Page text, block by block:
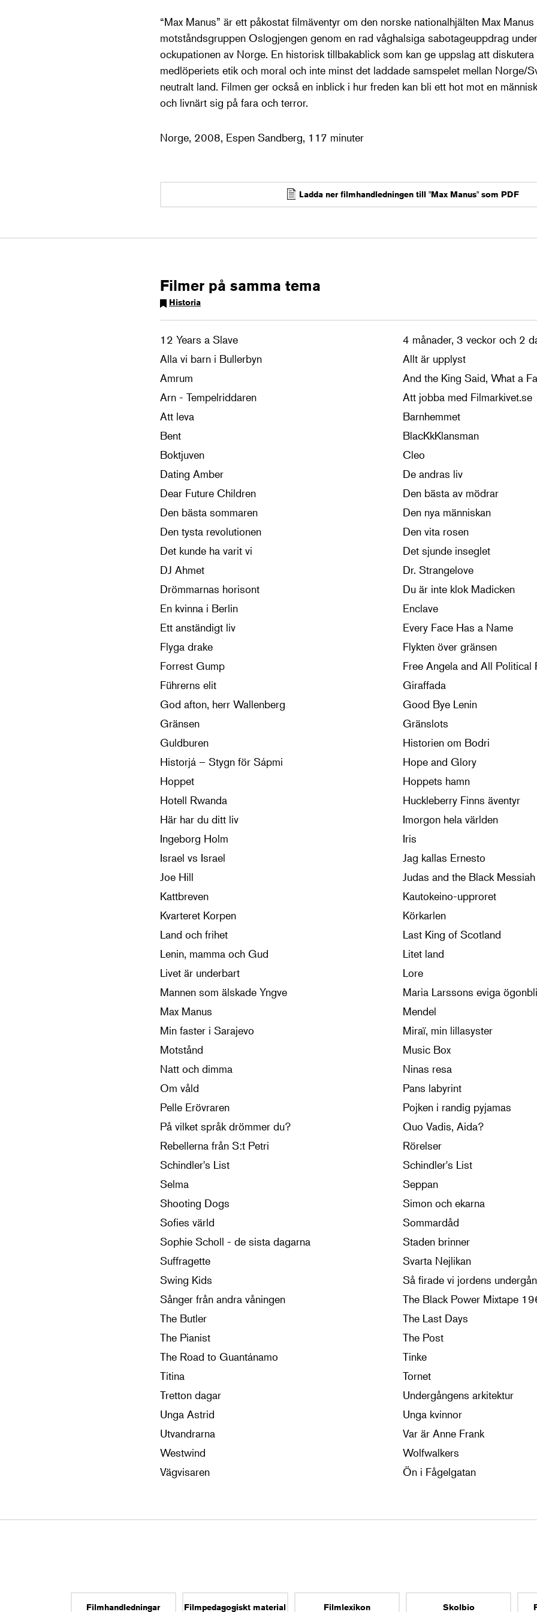
“Max Manus” är ett påkostat filmäventyr om den norske nationalhjälten Max
motståndsgruppen Oslogjengen genom en rad våghalsiga sabotageuppdrag
ockupationen av Norge. En historisk tillbakablick som kan ge uppslag att
medlöperiets etik och moral och inte minst det laddade samspelet mellan Norge/
neutralt land. Filmen ger också en inblick i hur freden kan bli ett hot mot en
och livnärt sig på fara och terror.
Norge, 2008, Espen Sandberg, 117 minuter
Ladda ner filmhandledningen till "Max Manus" som PDF
Filmer på samma tema
Historia
12 Years a Slave
4 månader, 3 veckor och 2
Alla vi barn i Bullerbyn
Allt är upplyst
Amrum
And the King Said, What a
Arn - Tempelriddaren
Att jobba med Filmarkivet.se
Att leva
Barnhemmet
Bent
BlacKkKlansman
Boktjuven
Cleo
Dating Amber
De andras liv
Dear Future Children
Den bästa av mödrar
Den bästa sommaren
Den nya människan
Den tysta revolutionen
Den vita rosen
Det kunde ha varit vi
Det sjunde inseglet
DJ Ahmet
Dr. Strangelove
Drömmarnas horisont
Du är inte klok Madicken
En kvinna i Berlin
Enclave
Ett anständigt liv
Every Face Has a Name
Flyga drake
Flykten över gränsen
Forrest Gump
Free Angela and All Political
Führerns elit
Giraffada
God afton, herr Wallenberg
Good Bye Lenin
Gränsen
Gränslots
Guldburen
Historien om Bodri
Historjá – Stygn för Sápmi
Hope and Glory
Hoppet
Hoppets hamn
Hotell Rwanda
Huckleberry Finns äventyr
Här har du ditt liv
Imorgon hela världen
Ingeborg Holm
Iris
Israel vs Israel
Jag kallas Ernesto
Joe Hill
Judas and the Black Messiah
Kattbreven
Kautokeino-upproret
Kvarteret Korpen
Körkarlen
Land och frihet
Last King of Scotland
Lenin, mamma och Gud
Litet land
Livet är underbart
Lore
Mannen som älskade Yngve
Maria Larssons eviga
Max Manus
Mendel
Min faster i Sarajevo
Miraï, min lillasyster
Motstånd
Music Box
Natt och dimma
Ninas resa
Om våld
Pans labyrint
Pelle Erövraren
Pojken i randig pyjamas
På vilket språk drömmer du?
Quo Vadis, Aida?
Rebellerna från S:t Petri
Rörelser
Schindler's List
Schindler's List
Selma
Seppan
Shooting Dogs
Simon och ekarna
Sofies värld
Sommardåd
Sophie Scholl - de sista dagarna
Staden brinner
Suffragette
Svarta Nejlikan
Swing Kids
Så firade vi jordens
Sånger från andra våningen
The Black Power Mixtape
The Butler
The Last Days
The Pianist
The Post
The Road to Guantánamo
Tinke
Titina
Tornet
Tretton dagar
Undergångens arkitektur
Unga Astrid
Unga kvinnor
Utvandrarna
Var är Anne Frank
Westwind
Wolfwalkers
Vägvisaren
Ön i Fågelgatan
Filmhandledningar Filmpedagogiskt material Filmlexikon Skolbio